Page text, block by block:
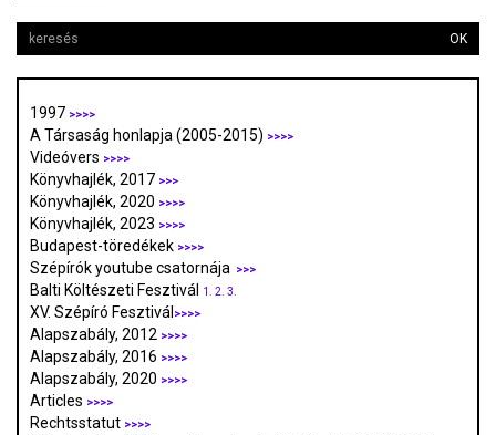
OK
1997 >>>>
A Társaság honlapja (2005-2015) >>>>
Videóvers >>>>
Könyvhajlék, 2017 >>>
Könyvhajlék, 2020 >>>>
Könyvhajlék, 2023 >>>>
Budapest-töredékek >>>>
Szépírók youtube csatornája >>>
Balti Költészeti Fesztivál 1. 2. 3.
XV. Szépíró Fesztivál >>>>
Alapszabály, 2012 >>>>
Alapszabály, 2016 >>>>
Alapszabály, 2020 >>>>
Articles >>>>
Rechtsstatut >>>>